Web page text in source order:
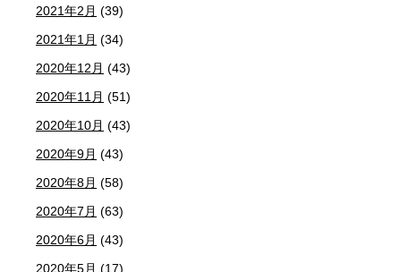
2021年2月 (39)
2021年1月 (34)
2020年12月 (43)
2020年11月 (51)
2020年10月 (43)
2020年9月 (43)
2020年8月 (58)
2020年7月 (63)
2020年6月 (43)
2020年5月 (17)